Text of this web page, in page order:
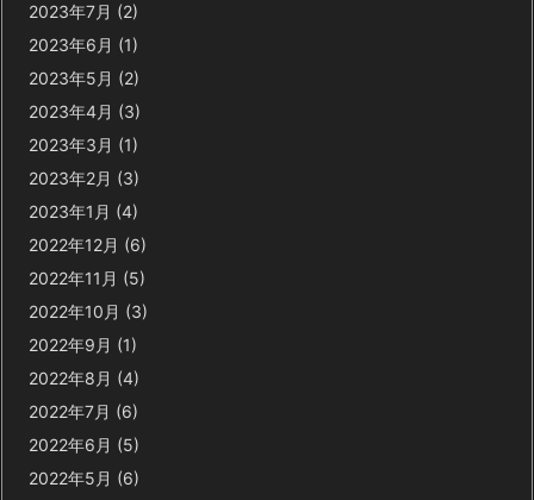
2023年7月 (2)
2023年6月 (1)
2023年5月 (2)
2023年4月 (3)
2023年3月 (1)
2023年2月 (3)
2023年1月 (4)
2022年12月 (6)
2022年11月 (5)
2022年10月 (3)
2022年9月 (1)
2022年8月 (4)
2022年7月 (6)
2022年6月 (5)
2022年5月 (6)